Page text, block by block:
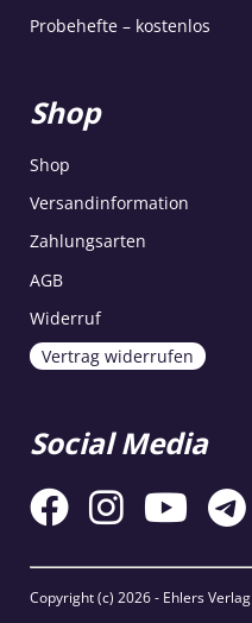
Probehefte – kostenlos
Shop
Shop
Versandinformation
Zahlungsarten
AGB
Widerruf
Vertrag widerrufen
Social Media
Copyright (c) 2026 - Ehlers Verlag